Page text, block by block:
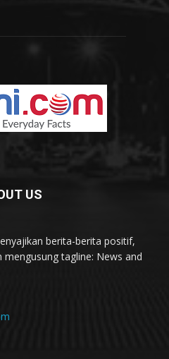
US
berita-berita positif,
tagline: News and